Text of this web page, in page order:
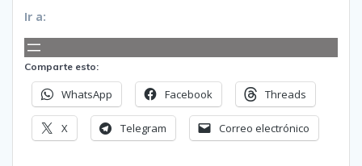
Ir a:
Comparte esto:
WhatsApp Facebook Threads
X Telegram Correo electrónico